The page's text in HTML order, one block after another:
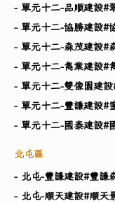
- 單元十二-品順建設#
- 單元十二-協勝建設#
- 單元十二-森茂建設#
- 單元十二-雋業建設#
- 單元十二-雙像園建
- 單元十二-豐謙建設#
- 單元十二-國泰建設#
北屯區
- 北屯-豐謙建設#豐謙
- 北屯-順天建設#順天